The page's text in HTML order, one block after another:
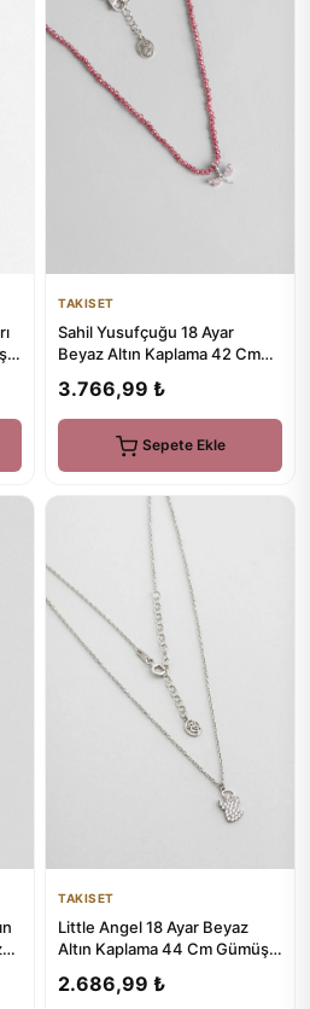
TAKISET
Sahil Yusufçuğu 18 Ayar
Beyaz Altın Kaplama 42 Cm
3.766,99 ₺
Sepete Ekle
TAKISET
Little Angel 18 Ayar Beyaz
Altın Kaplama 44 Cm Gümüş
2.686,99 ₺